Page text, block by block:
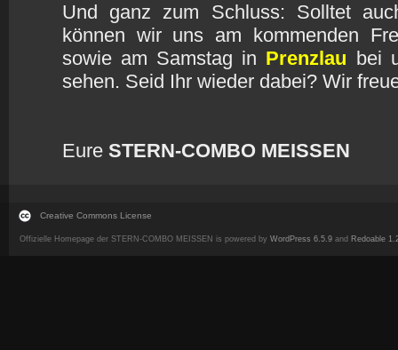
Und ganz zum Schluss: Solltet
können wir uns am kommenden
sowie am Samstag in Prenzlau bei
sehen. Seid Ihr wieder dabei? Wir
Eure STERN-COMBO MEISSEN
Creative Commons License
Offizielle Homepage der STERN-COMBO MEISSEN is powered by WordPress 6.5.9 and Redoable